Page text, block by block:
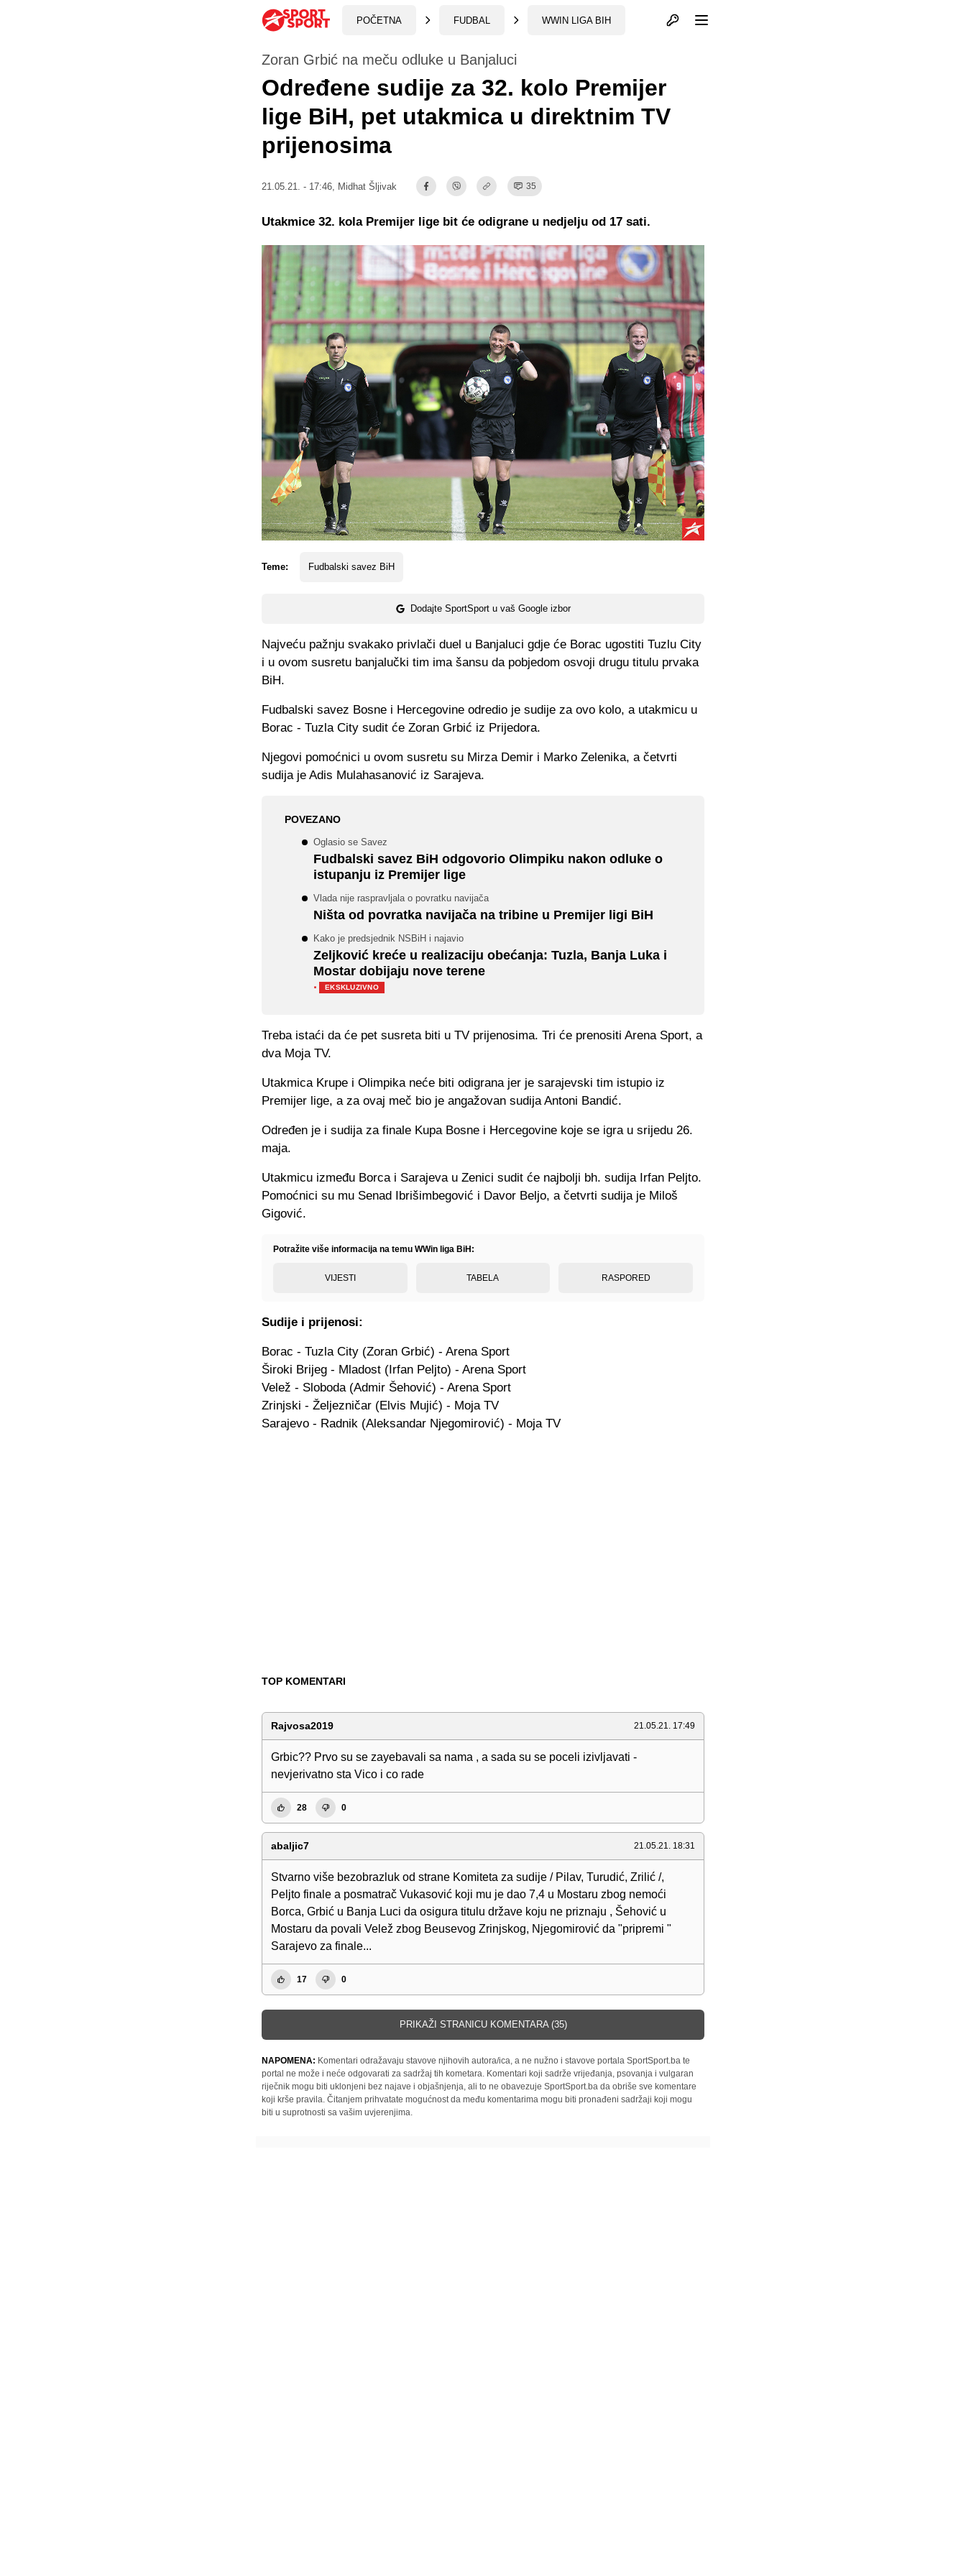
POČETNA FUDBAL WWIN LIGA BIH Otvori profil
Zoran Grbić na meču odluke u Banjaluci
Određene sudije za 32. kolo Premijer
lige BiH, pet utakmica u direktnim TV
prijenosima
21.05.21. - 17:46, Midhat Šljivak 35
Teme: Fudbalski savez BiH
Dodajte SportSport u vaš Google izbor
Utakmice 32. kola Premijer lige bit će odigrane u nedjelju od 17 sati.
Najveću pažnju svakako privlači duel u Banjaluci gdje će Borac ugostiti Tuzlu City
i u ovom susretu banjalučki tim ima šansu da pobjedom osvoji drugu titulu prvaka
BiH.
Fudbalski savez Bosne i Hercegovine odredio je sudije za ovo kolo, a utakmicu u
Borac - Tuzla City sudit će Zoran Grbić iz Prijedora.
Njegovi pomoćnici u ovom susretu su Mirza Demir i Marko Zelenika, a četvrti
sudija je Adis Mulahasanović iz Sarajeva.
POVEZANO
Oglasio se Savez
Fudbalski savez BiH odgovorio Olimpiku nakon odluke o
istupanju iz Premijer lige
Vlada nije raspravljala o povratku navijača
Ništa od povratka navijača na tribine u Premijer ligi BiH
Kako je predsjednik NSBiH i najavio
Zeljković kreće u realizaciju obećanja: Tuzla, Banja Luka i
Mostar dobijaju nove terene
·
EKSKLUZIVNO
Treba istaći da će pet susreta biti u TV prijenosima. Tri će prenositi Arena Sport, a
dva Moja TV.
Utakmica Krupe i Olimpika neće biti odigrana jer je sarajevski tim istupio iz
Premijer lige, a za ovaj meč bio je angažovan sudija Antoni Bandić.
Određen je i sudija za finale Kupa Bosne i Hercegovine koje se igra u srijedu 26.
maja.
Utakmicu između Borca i Sarajeva u Zenici sudit će najbolji bh. sudija Irfan Peljto.
Pomoćnici su mu Senad Ibrišimbegović i Davor Beljo, a četvrti sudija je Miloš
Gigović.
Potražite više informacija na temu WWin liga BiH:
VIJESTI TABELA RASPORED
Sudije i prijenosi:
Borac - Tuzla City (Zoran Grbić) - Arena Sport
Široki Brijeg - Mladost (Irfan Peljto) - Arena Sport
Velež - Sloboda (Admir Šehović) - Arena Sport
Zrinjski - Željezničar (Elvis Mujić) - Moja TV
Sarajevo - Radnik (Aleksandar Njegomirović) - Moja TV
TOP KOMENTARI
Rajvosa2019 21.05.21. 17:49
Grbic?? Prvo su se zayebavali sa nama , a sada su se poceli izivljavati -
nevjerivatno sta Vico i co rade
28 0
abaljic7 21.05.21. 18:31
Stvarno više bezobrazluk od strane Komiteta za sudije / Pilav, Turudić, Zrilić /,
Peljto finale a posmatrač Vukasović koji mu je dao 7,4 u Mostaru zbog nemoći
Borca, Grbić u Banja Luci da osigura titulu države koju ne priznaju , Šehović u
Mostaru da povali Velež zbog Beusevog Zrinjskog, Njegomirović da "pripremi "
Sarajevo za finale...
17 0
PRIKAŽI STRANICU KOMENTARA (35)
NAPOMENA: Komentari odražavaju stavove njihovih autora/ica, a ne nužno i stavove portala SportSport.ba te
portal ne može i neće odgovarati za sadržaj tih kometara. Komentari koji sadrže vrijeđanja, psovanja i vulgaran
riječnik mogu biti uklonjeni bez najave i objašnjenja, ali to ne obavezuje SportSport.ba da obriše sve komentare
koji krše pravila. Čitanjem prihvatate mogućnost da među komentarima mogu biti pronađeni sadržaji koji mogu
biti u suprotnosti sa vašim uvjerenjima.